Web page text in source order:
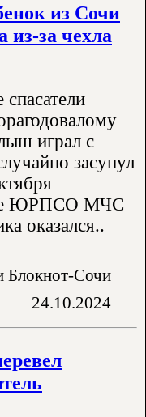
из Сочи
из-за чехла
играл с
засунул
ЮРПСО МЧС
оказался..
Блокнот-Сочи
24.10.2024